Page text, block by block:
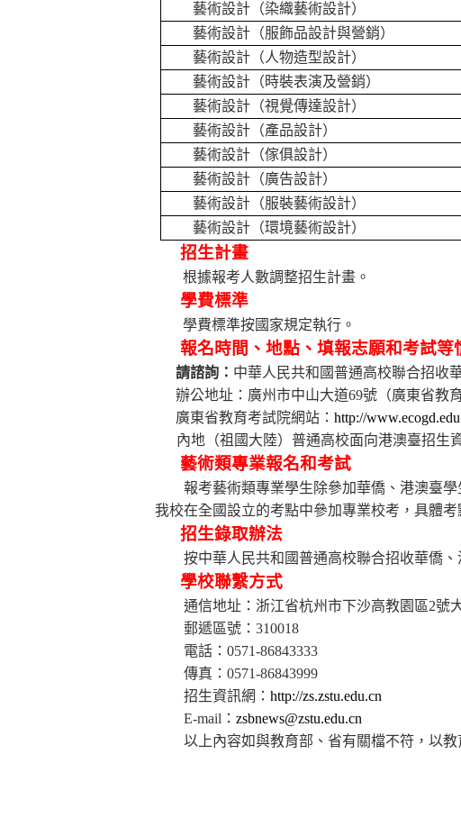
藝術設計（染織藝術設計）
藝術設計（服飾品設計與營銷）
藝術設計（人物造型設計）
藝術設計（時裝表演及營銷）
藝術設計（視覺傳達設計）
藝術設計（產品設計）
藝術設計（傢俱設計）
藝術設計（廣告設計）
藝術設計（服裝藝術設計）
藝術設計（環境藝術設計）
招生計畫
根據報考人數調整招生計畫。
學費標準
學費標準按國家規定執行。
報名時間、地點、填報志願和考試等
請諮詢： 中華人民共和國普通高校聯合招收
辦公地址：廣州市中山大道69號（廣東省教
廣東省教育考試院網站：http://
內地（祖國大陸）普通高校面向港澳臺招生
藝術類專業報名和考試
報考藝術類專業學生除參加華僑、港澳臺學
我校在全國設立的考點中參加專業校考，具體
招生錄取辦法
按中華人民共和國普通高校聯合招收華僑
學校聯繫方式
通信地址：浙江省杭州市下沙高教園區2號
郵遞區號： 310018
電話： 0571-86843333
傳真： 0571-86843999
招生資訊網： http://zs.zstu.edu.cn
E-mail ： zsbnews@zstu.edu.cn
以上內容如與教育部、省有關檔不符，以教